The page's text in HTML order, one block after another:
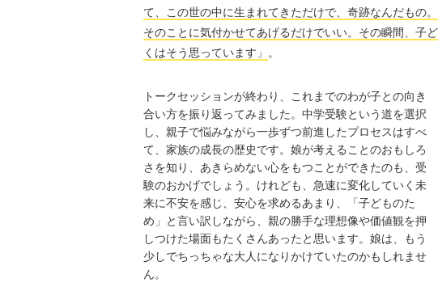
て、この世の中に生まれてきただけで、奇跡なんだもの
そのことに気付かせてあげるだけでいい。その瞬間、子
くはそう思っています」
。
トークセッションが終わり、これまでのわが子との向き
合い方を振り返ってみました。中学受験という道を選択
し、親子で悩みながら一歩ずつ前進したプロセスはすべ
て、家族の成長の歴史です。娘が考えることのおもしろ
さを知り、あきらめない心をもつことができたのも、受
験のおかげでしょう。けれども、急速に変化していく未
来に不安を感じ、安心を求めるあまり、「子どものた
め」と言い訳しながら、親の勝手な理想像や価値観を押
しつけた場面もたくさんあったと思います。娘は、もう
少しでちっちゃな大人になりかけていたのかもしれませ
ん。